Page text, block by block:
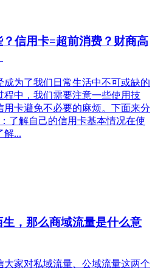
信用卡=超前消费？财商高
为了我们日常生活中不可或缺的
中，我们需要注意一些使用技
卡避免不必要的麻烦。下面来分
了解自己的信用卡基本情况在使
解...
，那么商域流量是什么意
家对私域流量、公域流量这两个